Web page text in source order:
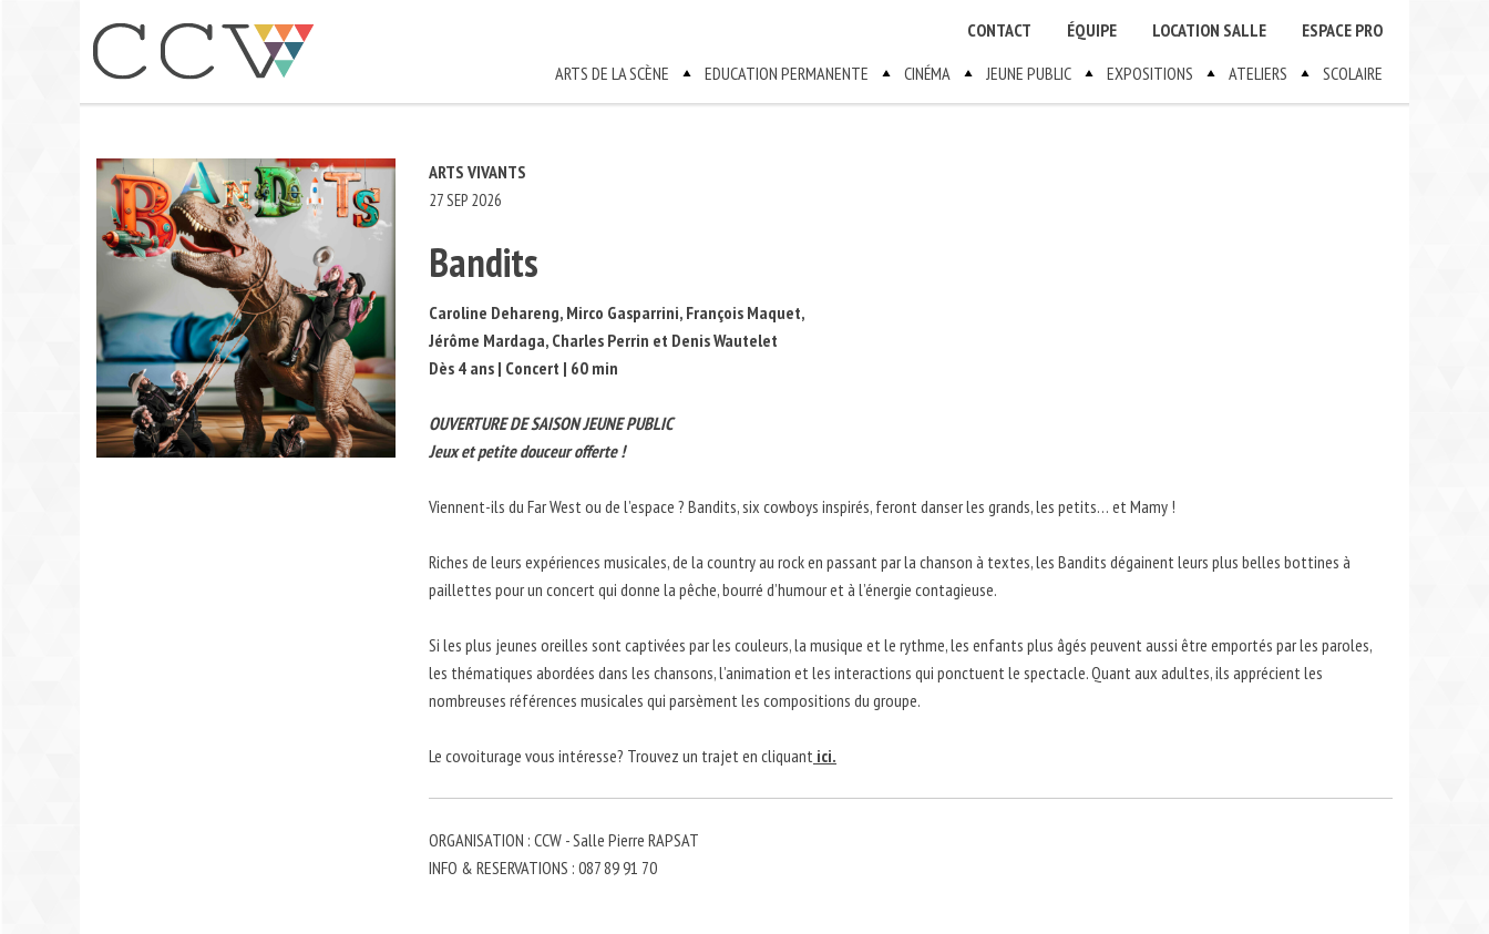
CONTACT ÉQUIPE LOCATION SALLE
ESPACE PRO
ARTS DE LA SCÈNE
EDUCATION PERMANENTE CINÉMA JEUNE PUBLIC EXPOSITIONS ATELIERS SCOLAIRE
ARTS VIVANTS
27 SEP 2026
Bandits
Caroline Dehareng, Mirco Gasparrini, François Maquet,
Jérôme Mardaga, Charles Perrin et Denis Wautelet
Dès 4 ans | Concert | 60 min
OUVERTURE DE SAISON JEUNE PUBLIC
Jeux et petite douceur offerte !
Viennent-ils du Far West ou de l’espace ? Bandits, six cowboys inspirés, feront danser les grands, les petits… et Mamy !
Riches de leurs expériences musicales, de la country au rock en passant par la chanson à textes, les Bandits dégainent leurs plus belles bottines à
paillettes pour un concert qui donne la pêche, bourré d’humour et à l’énergie contagieuse.
Si les plus jeunes oreilles sont captivées par les couleurs, la musique et le rythme, les enfants plus âgés peuvent aussi être emportés par les paroles,
les thématiques abordées dans les chansons, l’animation et les interactions qui ponctuent le spectacle. Quant aux adultes, ils apprécient les
nombreuses références musicales qui parsèment les compositions du groupe.
Le covoiturage vous intéresse? Trouvez un trajet en cliquant ici.
ORGANISATION : CCW - Salle Pierre RAPSAT
INFO & RESERVATIONS : 087 89 91 70